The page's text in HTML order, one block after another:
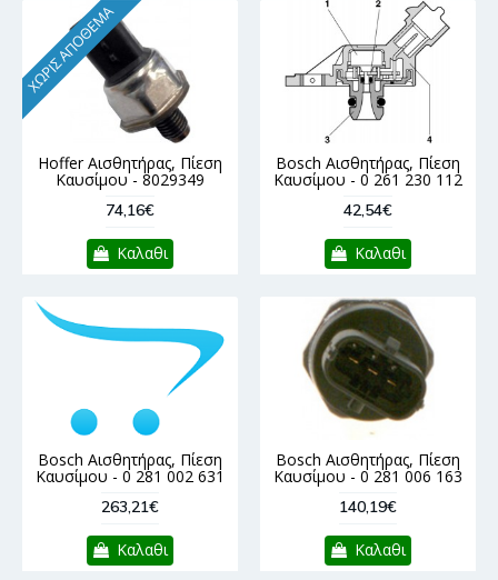
ΧΩΡΊΣ ΑΠΌΘΕΜΑ
Hoffer Αισθητήρας, Πίεση
Καυσίμου - 8029349
74,16€
Καλαθι
Bosch Αισθητήρας, Πίεση
Καυσίμου - 0 261 230 112
42,54€
Καλαθι
Bosch Αισθητήρας, Πίεση
Καυσίμου - 0 281 002 631
263,21€
Καλαθι
Bosch Αισθητήρας, Πίεση
Καυσίμου - 0 281 006 163
140,19€
Καλαθι